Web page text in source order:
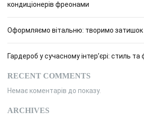
кондиціонерів фреонами
Оформляємо вітальню: творимо затишок
Гардероб у сучасному інтер’єрі: стиль та
RECENT COMMENTS
Немає коментарів до показу.
ARCHIVES